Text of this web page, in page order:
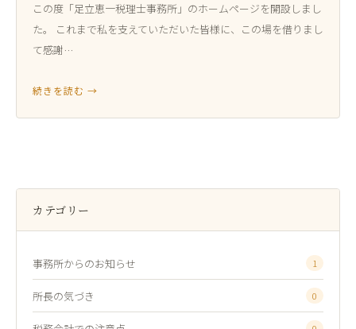
この度「足立恵一税理士事務所」のホームページを開設しまし
た。 これまで私を支えていただいた皆様に、この場を借りまし
て感謝…
続きを読む →
カテゴリー
事務所からのお知らせ 1
所長の気づき 0